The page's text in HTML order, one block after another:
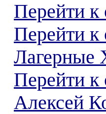
Перейти к
Перейти к
Лагерные
Перейти к
Алексей